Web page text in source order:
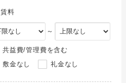
賃料
～
共益費/管理費を含む
敷金なし
礼金なし